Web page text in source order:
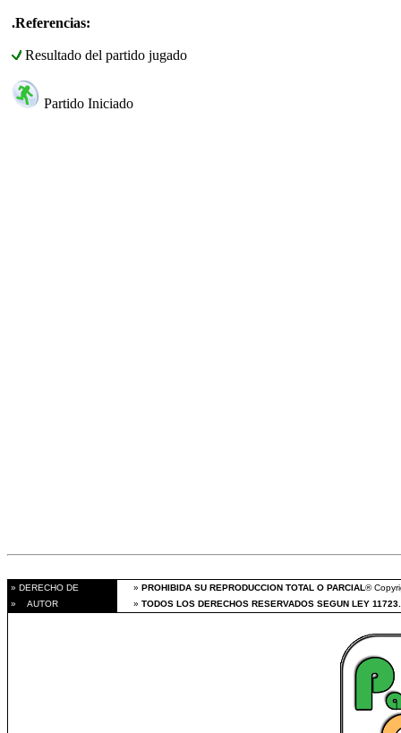
.Referencias:
Resultado del partido jugado
Partido Iniciado
» DERECHO DE » PROHIBIDA SU REPRODUCCION TOTAL O PARCIAL®
» AUTOR
» TODOS LOS DERECHOS RESERVADOS SEGUN LEY